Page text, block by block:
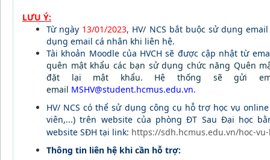
LƯU Ý:
Từ ngày 13/01/2023, HV/ NCS bắt buộc sử dụng
dụng email cá nhân khi liên hệ.
Tài khoản Moodle của HVCH sẽ được cập nhật từ
quên mật khẩu các bạn sử dụng chức năng Quên
đặt lại mật khẩu. Hệ thống sẽ gửi
email MSHV@student.hcmus.edu.vn.
HV/ NCS có thể sử dụng công cụ hỗ trợ học vụ
viên,...) trên website của phòng ĐT Sau Đại học
website SĐH tại link: https://sdh.hcmus.edu.vn/hoc-
Thông tin liên hệ khi cần hỗ trợ: